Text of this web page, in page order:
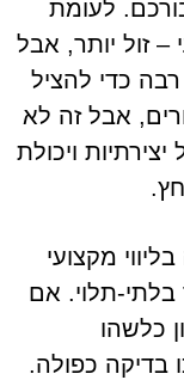
לעומת
זול יותר, אבל
כדי להציל
אבל זה לא
ויכולת
מקצועי
תלוי. אם
כלשהו
בדיקה כפולה.